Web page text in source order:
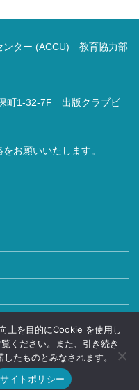
ンター (ACCU) 教育協力部
町1-32-7F 出版クラブビ
お願いいたします。
お問い合わせ
上を目的にCookie を使用し
ください。また、引き続き
たものとみなされます。
サイトポリシー